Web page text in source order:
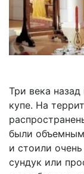
Три века
купе. На
были
и стоили
сундук или